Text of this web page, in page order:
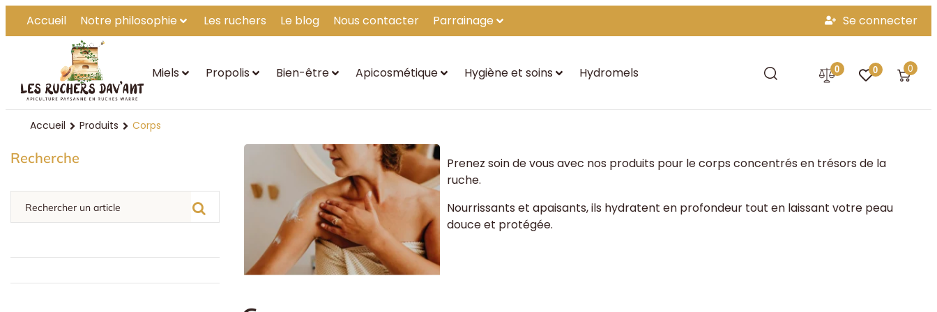
Accueil Notre philosophie Les ruchers Le blog Nous contacter Parrainage Se connecter
Miels Propolis Bien-être Apicosmétique Hygiène et soins Hydromels 0 0 0
Accueil Produits Corps
Recherche
Prenez soin de vous avec nos produits pour le corps concentrés en trésors de la
ruche.
Nourrissants et apaisants, ils hydratent en profondeur tout en laissant votre peau
douce et protégée.